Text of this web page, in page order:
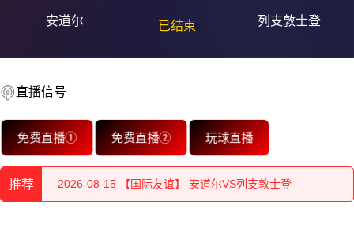
安道尔 已结束 列支敦士登
直播信号
免费直播① 免费直播② 玩球直播
推荐
2026-08-15 【国际友谊】 安道尔VS列支敦士登
2026-08-15 【国际友谊】 安道尔VS列支敦士登